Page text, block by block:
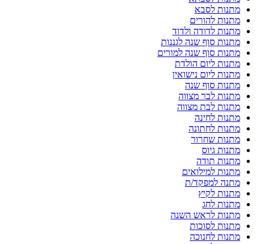
מתנות לסבא
מתנות להורים
מתנות לדודה ולדוד
מתנות סוף שנה לגננות
מתנות סוף שנה למורים
מתנות ליום הולדת
מתנות ליום נישואין
מתנות סוף שנה
מתנות לבר מצווה
מתנות לבת מצווה
מתנות לחינה
מתנות לחתונה
מתנות שחרור
מתנות גיוס
מתנות תודה
מתנות למילואים
מתנה למפקד/ת
מתנות לקיץ
מתנות לחג
מתנות לראש השנה
מתנות לסוכות
מתנות לחנוכה